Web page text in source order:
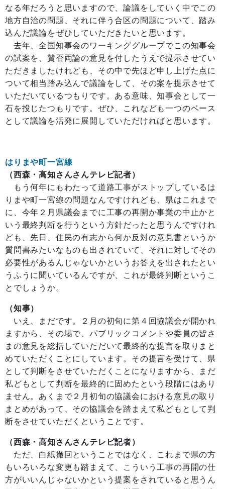
なる年だろうと思いますので、論議をしていく中でこの
地方自治の問題、それに伴う合区の問題について、踏み
込んだ議論をぜひしていただきたいと思います。
去年、全国知事会のワーキンググループでこの知事会
の試案を、賛否両論の意見を付したうえで提示させてい
ただきましたけれども、その中で先ほど申し上げた点に
ついて相当踏み込んで議論をして、その案を提示させて
いただいているつもりです。ある意味、知事会として一
石を投じたつもりです。ぜひ、これなども一つのベース
として議論を活発に展開していただければと思います。
はりまや町一宮線
（西森・高知さんさんテレビ記者）
もう何年にもわたって道路工事がストップしているは
りまや町一宮線の問題なんですけれども、県はこれまで
に、今年２月県議会までに工事の再開か事業の中止かと
いう最終判断を行うという方針だったと思うんですけれ
ども、先日、住民の有志から何か反対の意見書というか
質問書みたいなものも出されていて、それに対してその
必要性があるんじゃないかというお答えを出されたとい
うふうに聞いているんですが、これが最終判断というこ
とでしょうか。
（知事）
いえ、まだです。２月の初旬に第４回協議会が開かれ
ますから、その場で、パブリックコメントや委員の皆さ
まの意見を総括していただいて最終的な提言を取りまと
めていただくことにしています。その提言を受けて、県
として判断をさせていただくことになりますから、まだ
私どもとして判断を最終的に固めたという段階にはあり
ません。あくまで２月初旬の協議会における意見の取り
まとめがあって、その協議会を踏まえて私どもとして判
断をさせていただくということです。
（西森・高知さんさんテレビ記者）
ただ、白紙撤回ということではなく、これまで県の方
もいろいろな変更も踏まえて、こういう工事の再開の仕
方がいいんじゃないかという提案をされていると思うん